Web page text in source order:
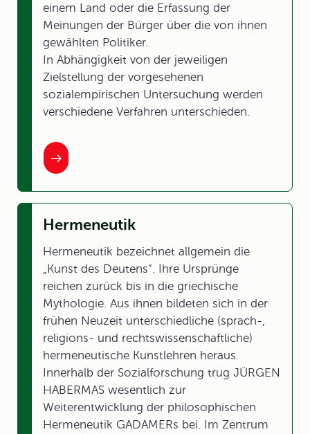
einem Land oder die Erfassung der
Meinungen der Bürger über die von ihnen
gewählten Politiker.
In Abhängigkeit von der jeweiligen
Zielstellung der vorgesehenen
sozialempirischen Untersuchung werden
verschiedene Verfahren unterschieden.
Hermeneutik
Hermeneutik bezeichnet allgemein die
„Kunst des Deutens“. Ihre Ursprünge
reichen zurück bis in die griechische
Mythologie. Aus ihnen bildeten sich in der
frühen Neuzeit unterschiedliche (sprach-,
religions- und rechtswissenschaftliche)
hermeneutische Kunstlehren heraus.
Innerhalb der Sozialforschung trug JÜRGEN
HABERMAS wesentlich zur
Weiterentwicklung der philosophischen
Hermeneutik GADAMERs bei. Im Zentrum